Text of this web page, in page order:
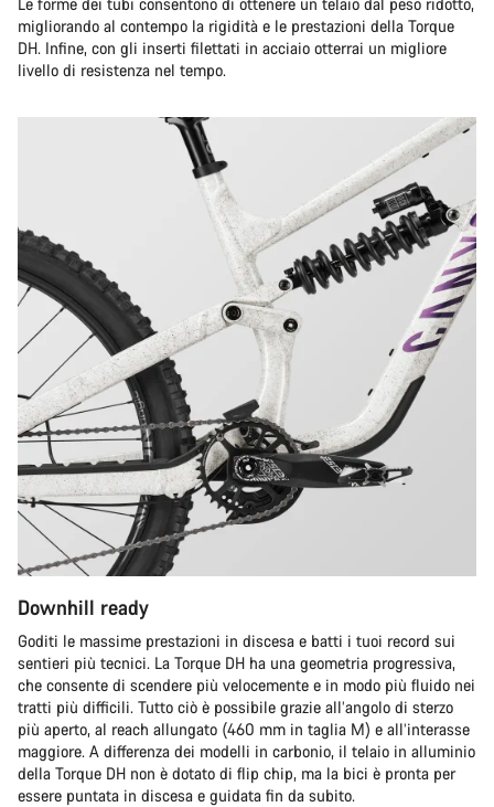
migliorando al contempo la rigidità e le prestazioni della Torque
DH. Infine, con gli inserti filettati in acciaio otterrai un migliore
livello di resistenza nel tempo.
Downhill ready
Goditi le massime prestazioni in discesa e batti i tuoi record sui
sentieri più tecnici. La Torque DH ha una geometria progressiva,
che consente di scendere più velocemente e in modo più fluido nei
tratti più difficili. Tutto ciò è possibile grazie all’angolo di sterzo
più aperto, al reach allungato (460 mm in taglia M) e all’interasse
maggiore. A differenza dei modelli in carbonio, il telaio in alluminio
della Torque DH non è dotato di flip chip, ma la bici è pronta per
essere puntata in discesa e guidata fin da subito.